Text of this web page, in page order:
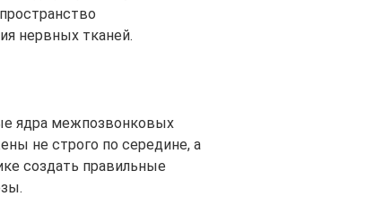
нервных тканей.
ядра межпозвонковых
не строго по середине, а
создать правильные